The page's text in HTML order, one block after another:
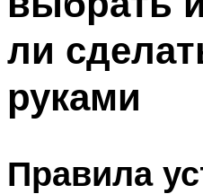
МЕНЮ
ли
руками
Правила